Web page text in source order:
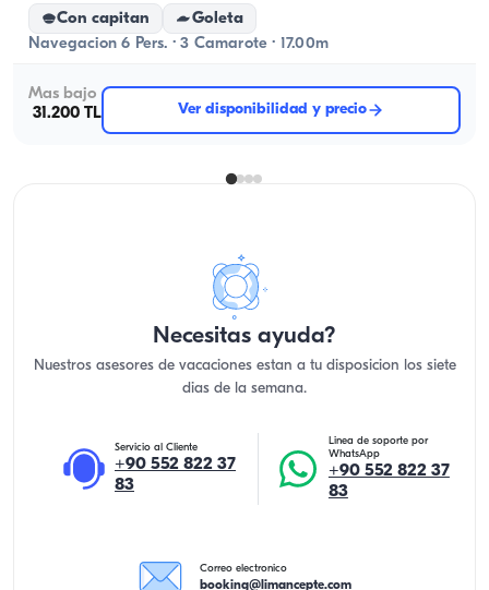
Con capitan
Goleta
Navegacion 6 Pers. · 3 Camarote · 17.00m
Mas bajo
31.200 TL
Ver disponibilidad y precio
Necesitas ayuda?
Nuestros asesores de vacaciones estan a tu disposicion los siete
dias de la semana.
Servicio al Cliente
+90 552 822 37
83
Linea de soporte por
WhatsApp
+90 552 822 37
83
Correo electronico
booking@limancepte.com